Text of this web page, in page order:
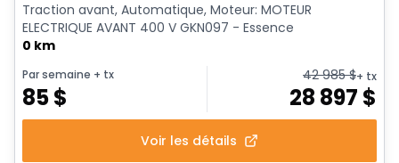
Traction avant, Automatique, Moteur: MOTEUR
ELECTRIQUE AVANT 400 V GKN097 - Essence
0 km
Par semaine + tx
85$
42 985$+ tx
28 897 $
Voir les détails